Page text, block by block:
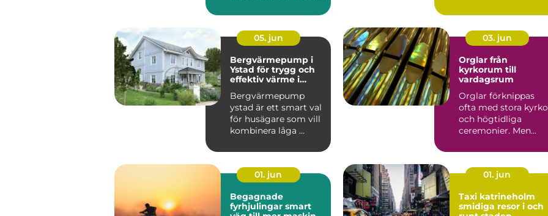
05. jun
Bergvärmepump i
Ystad för trygg och
effektiv värme i
Bergvärmepump
ystad är ett smart val
för husägare som vill
kombinera låga ...
03. jun
Orglar från
kyrkorum till
vardagsrum
Orglar förknippas
ofta med stora
och högtidliga
ceremonier. Men
betydlig...
01. jun
Begagnade
fyrhjulingar smart
01. jun
Taxi katrineholm
smidiga resor i och